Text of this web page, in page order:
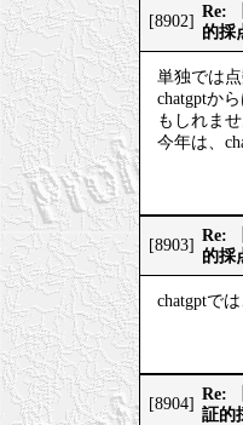
[8902]
Re:
的採
単独では
chatgptか
もしれませ
今年は、
[8903]
Re:
的採
chatgptで
[8904]
Re:
証的